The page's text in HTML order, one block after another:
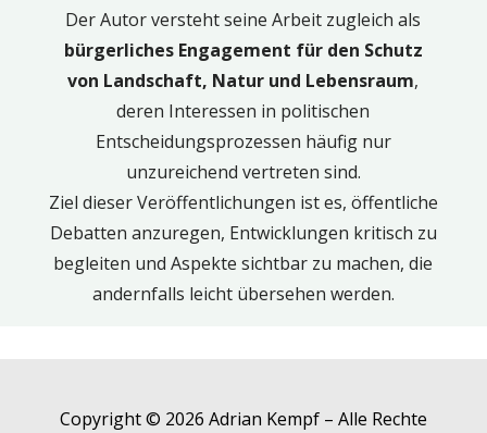
Der Autor versteht seine Arbeit zugleich als
bürgerliches Engagement für den Schutz
von Landschaft, Natur und Lebensraum,
deren Interessen in politischen
Entscheidungsprozessen häufig nur
unzureichend vertreten sind.
Ziel dieser Veröffentlichungen ist es, öffentliche
Debatten anzuregen, Entwicklungen kritisch zu
begleiten und Aspekte sichtbar zu machen, die
andernfalls leicht übersehen werden.
Copyright © 2026 Adrian Kempf – Alle Rechte